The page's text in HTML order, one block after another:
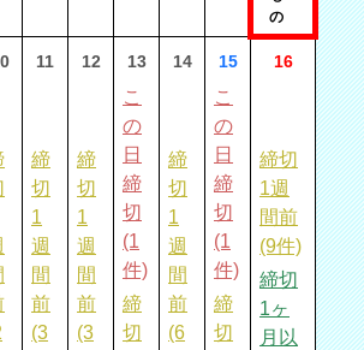
の
11
締
切
1
週
間
前
(3
12
締
切
1
週
間
前
(3
13
こ
の
日
締
切
(1
件)
締
切
14
締
切
1
週
間
前
(6
15
こ
の
日
締
切
(1
件)
締
切
16
締切
1週
間前
(9件)
締切
1ヶ
月以